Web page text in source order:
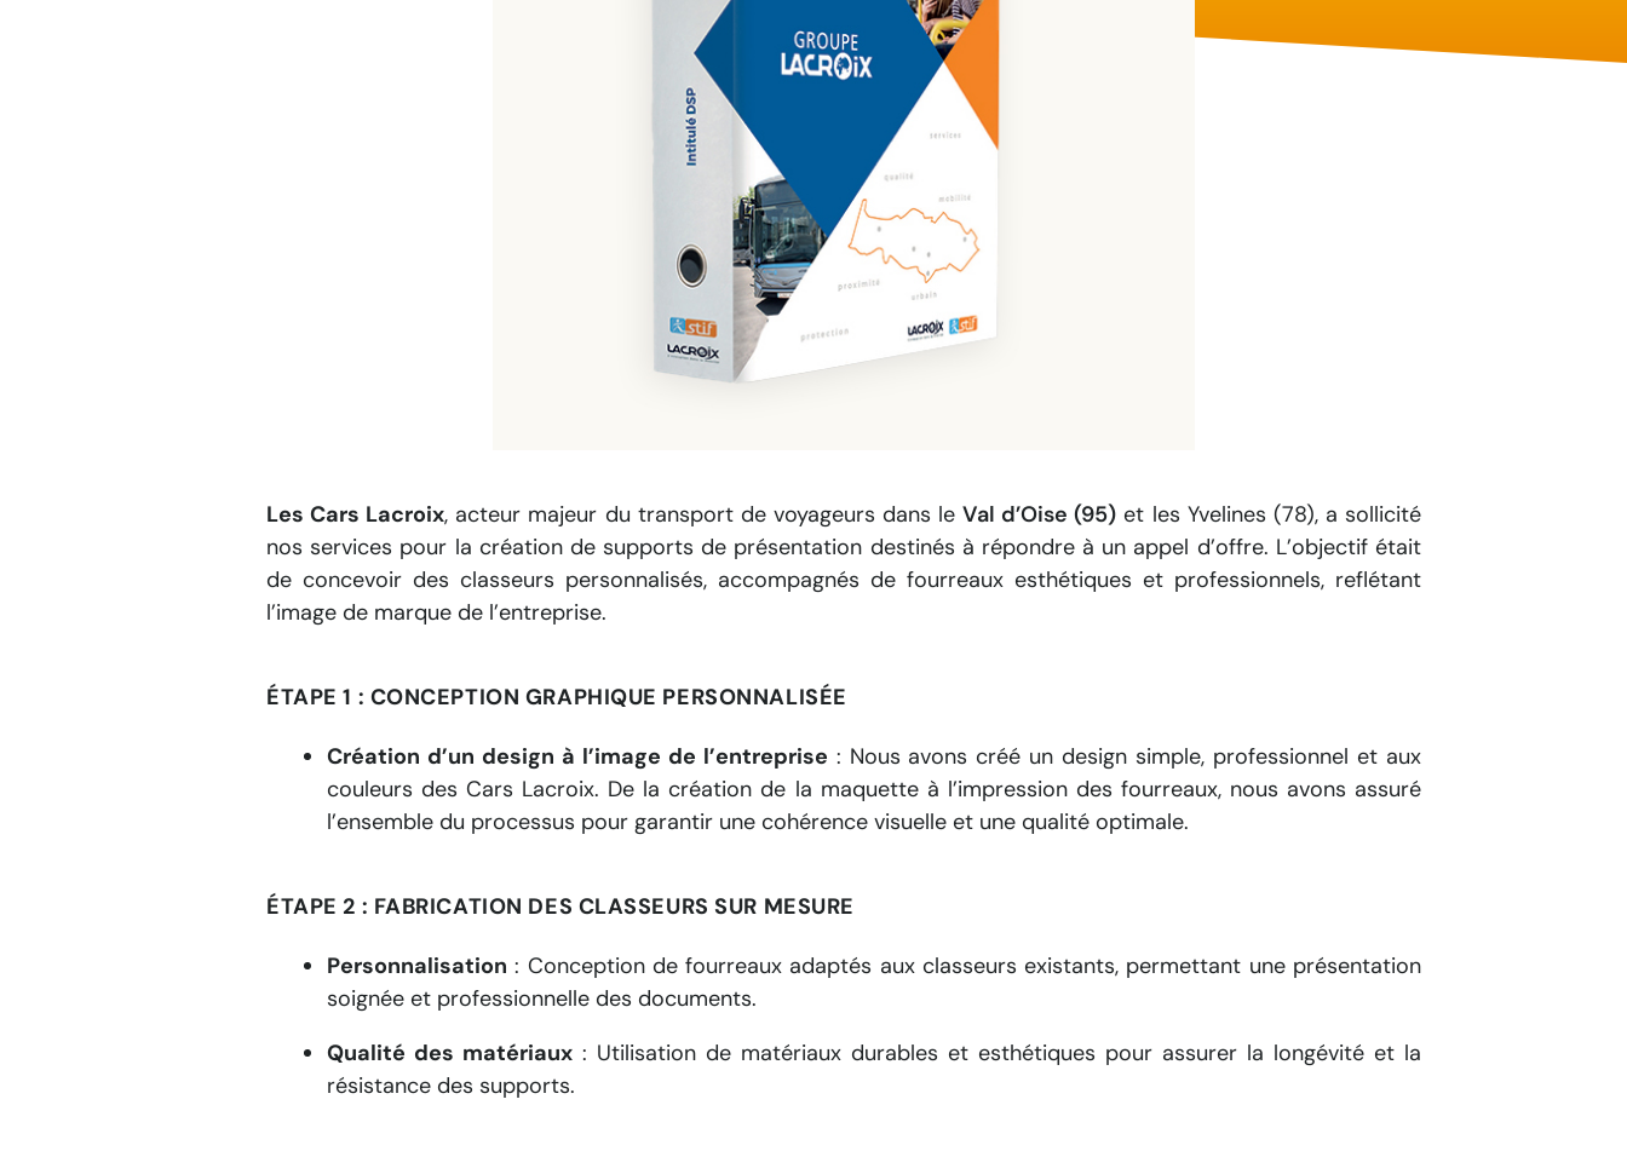
Les Cars Lacroix, acteur majeur du transport de voyageurs dans leVal d’Oise (95) et les Yvelines (78), a sollicité
nos services pour la création de supports de présentation destinés à répondre à un appel d’offre. L’objectif était
de concevoir des classeurs personnalisés, accompagnés de fourreaux esthétiques et professionnels, reflétant
l’image de marque de l’entreprise.
ÉTAPE 1 : CONCEPTION GRAPHIQUE PERSONNALISÉE
Création d’un design à l’image de l’entreprise : Nous avons créé un design simple, professionnel et aux
couleurs des Cars Lacroix. De la création de la maquette à l’impression des fourreaux, nous avons assuré
l’ensemble du processus pour garantir une cohérence visuelle et une qualité optimale.
ÉTAPE 2 : FABRICATION DES CLASSEURS SUR MESURE
Personnalisation : Conception de fourreaux adaptés aux classeurs existants, permettant une présentation
soignée et professionnelle des documents.
Qualité des matériaux : Utilisation de matériaux durables et esthétiques pour assurer la longévité et la
résistance des supports.